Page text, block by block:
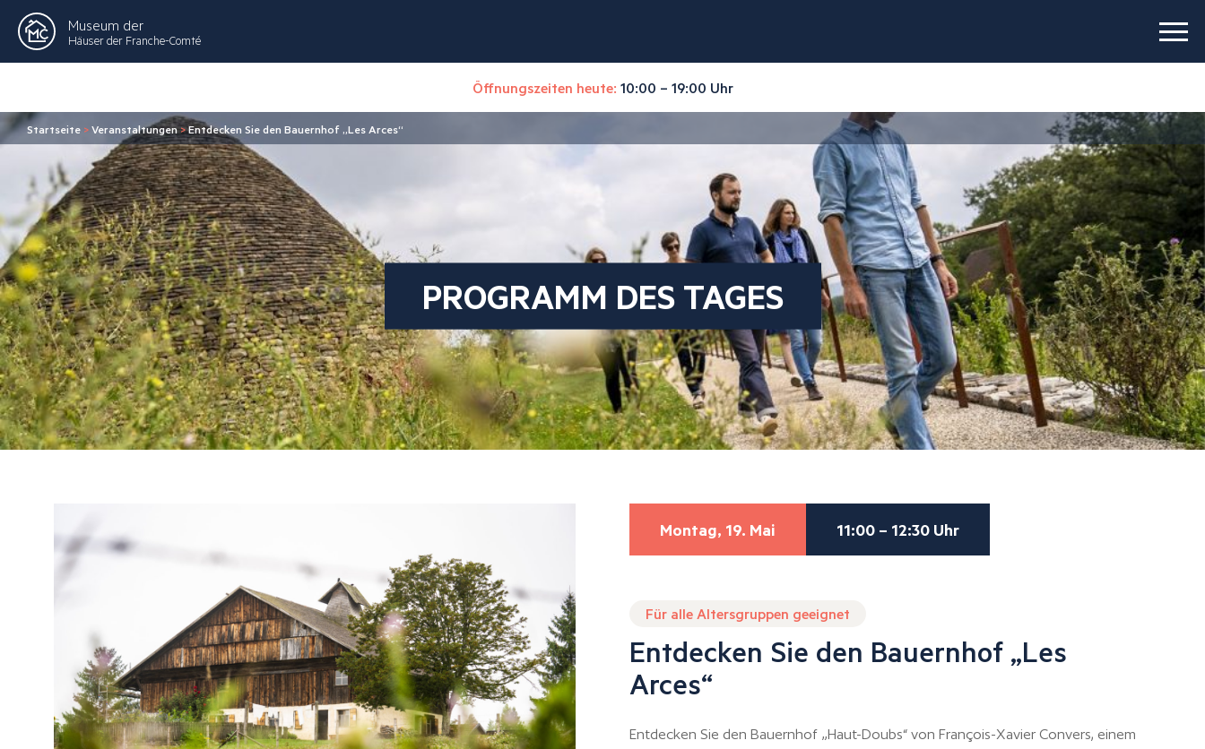
Museum der
Häuser der Franche-Comté
Öffnungszeiten heute: 10:00 – 19:00 Uhr
Startseite >Veranstaltungen>Entdecken Sie den Bauernhof „Les Arces“
PROGRAMM DES TAGES
Montag, 19. Mai 11:00 – 12:30 Uhr
Für alle Altersgruppen geeignet
Entdecken Sie den Bauernhof „Les
Arces“
Entdecken Sie den Bauernhof „Haut-Doubs“ von François-Xavier Convers, einem